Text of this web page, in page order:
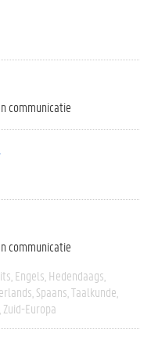
communicatie
communicatie
Engels Hedendaags
Spaans Taalkunde
Zuid-Europa